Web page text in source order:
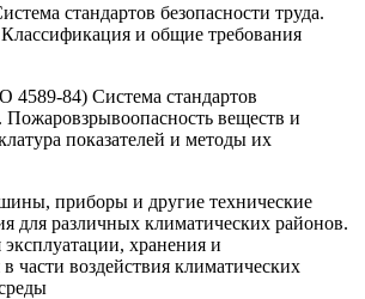
стандартов безопасности труда.
и общие требования
84) Система стандартов
Пожаровзрывоопасность веществ и
показателей и методы их
приборы и другие технические
для различных климатических районов.
хранения и
части воздействия климатических